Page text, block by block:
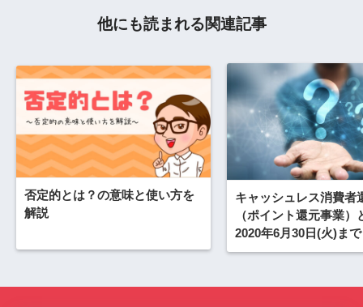
他にも読まれる関連記事
否定的とは？の意味と使い方を
解説
キャッシュレス消費者
（ポイント還元事業）
2020年6月30日(火)まで